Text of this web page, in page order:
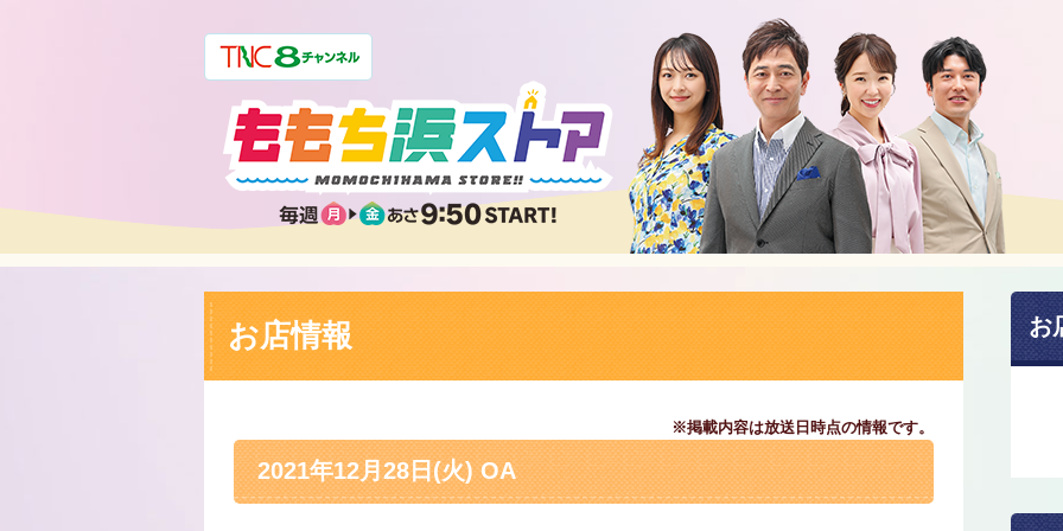
お店情報
※掲載内容は放送日時点の情報です。
2021年12月28日(火) OA
お